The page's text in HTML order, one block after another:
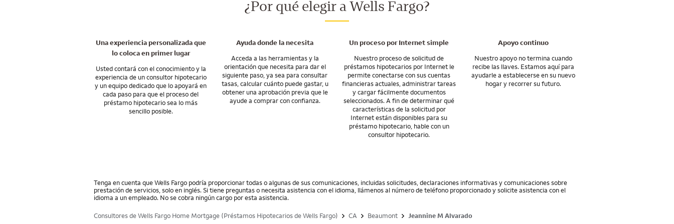
de la compra, con las herramientas y los recursos que necesita para administrar su hipoteca y seguir adelante con
nacional que le ayudará a trasladarse donde quiera que desee ir. Así que, si debe mudarse, estamos aquí para
¿Por qué elegir a Wells Fargo?
Una experiencia personalizada que
lo coloca en primer lugar
Usted contará con el conocimiento y la
experiencia de un consultor hipotecario
y un equipo dedicado que lo apoyará en
cada paso para que el proceso del
préstamo hipotecario sea lo más
sencillo posible.
Ayuda donde la necesita
Acceda a las herramientas y la
orientación que necesita para dar el
siguiente paso, ya sea para consultar
tasas, calcular cuánto puede gastar, u
obtener una aprobación previa que le
ayude a comprar con confianza.
Un proceso por Internet simple
Nuestro proceso de solicitud de
préstamos hipotecarios por Internet le
permite conectarse con sus cuentas
financieras actuales, administrar tareas
y cargar fácilmente documentos
seleccionados. A fin de determinar qué
características de la solicitud por
Internet están disponibles para su
préstamo hipotecario, hable con un
consultor hipotecario.
Apoyo continuo
Nuestro apoyo no termina cuando
recibe las llaves. Estamos aquí para
ayudarle a establecerse en su nuevo
hogar y recorrer su futuro.
Tenga en cuenta que Wells Fargo podría proporcionar todas o algunas de sus comunicaciones, incluidas solicitudes, declaraciones informativas y comunicaciones sobre
prestación de servicios, solo en inglés. Si tiene preguntas o necesita asistencia con el idioma, llámenos al número de teléfono proporcionado y solicite asistencia con el
idioma a un empleado. No se cobra ningún cargo por esta asistencia.
Consultores de Wells Fargo Home Mortgage (Préstamos Hipotecarios de Wells Fargo) CA Beaumont Jeannine M Alvarado